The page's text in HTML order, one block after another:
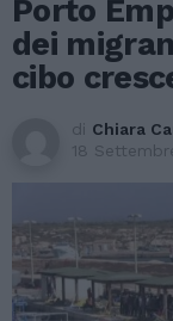
Porto
dei
cibo
di Chiara
18